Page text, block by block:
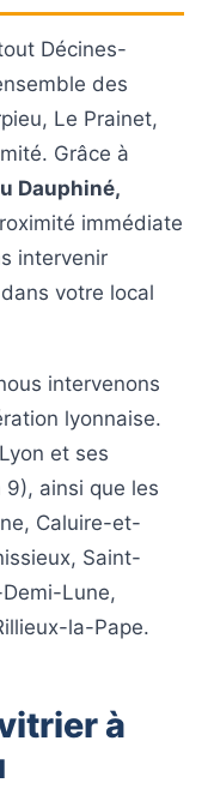
Décines-
des
Le Prainet,
Grâce à
Dauphiné,
immédiate
intervenir
votre local
intervenons
lyonnaise.
et ses
9), ainsi que les
Caluire-et-
Saint-
Lune,
la-Pape.
à